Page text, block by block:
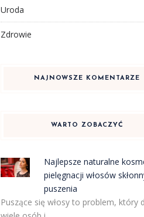
Uroda
Zdrowie
NAJNOWSZE KOMENTARZE
WARTO ZOBACZYĆ
Najlepsze naturalne
pielęgnacji włosów
puszenia
Puszące się włosy to problem, który